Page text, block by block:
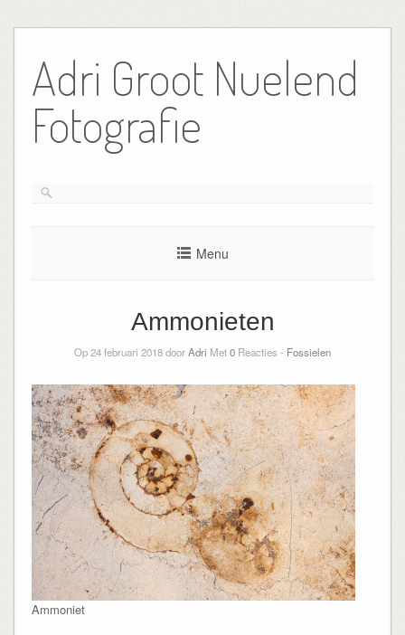
de
inhoud
Adri Groot Nuelend
Fotografie
Menu
Ammonieten
Op 24 februari 2018 doorAdri Met0 Reacties - Fossielen
Ammoniet